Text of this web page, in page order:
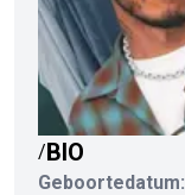
/BIO
Geboortedatum: